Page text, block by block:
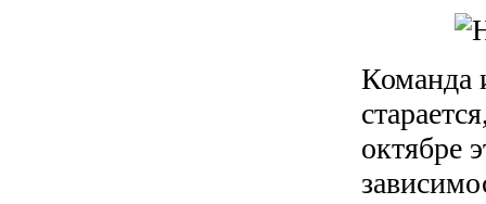
Команда
октябре